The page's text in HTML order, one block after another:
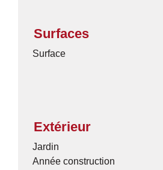
Surfaces
Surface
Extérieur
Jardin
Année construction